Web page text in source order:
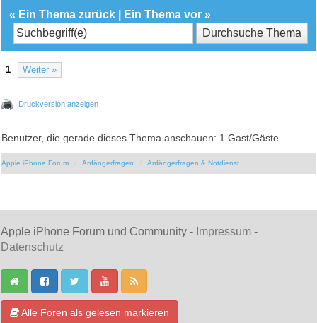
« Ein Thema zurück Ein Thema vor »
1 Weiter »
Druckversion anzeigen
Benutzer, die gerade dieses Thema anschauen: 1 Gast/Gäste
Apple iPhone Forum Anfängerfragen Anfängerfragen & Notdienst
Apple iPhone Forum und Community - Impressum -
Datenschutz
Alle Foren als gelesen markieren